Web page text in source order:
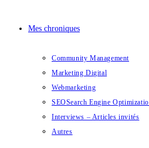
Mes chroniques
Community Management
Marketing Digital
Webmarketing
SEOSearch Engine
Interviews – Articles invités
Autres